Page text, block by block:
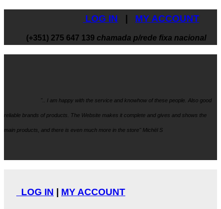
LOG IN MY ACCOUNT
(+351) 275 647 139 chamada p/rede fixa nacional
".. I am happy with the service and knowhow of these people. Also good
reliable brands of products. The Website makes it complete and gives and shows the
main products, and there is even much more in the store" Michël S
LOG IN MY ACCOUNT